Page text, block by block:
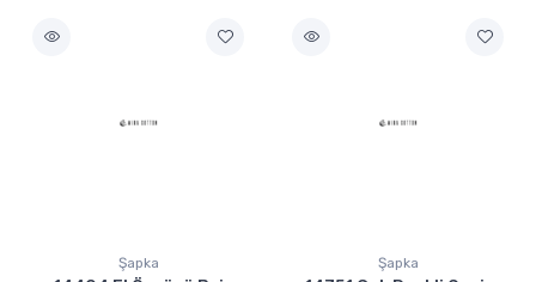
Şapka Şapka